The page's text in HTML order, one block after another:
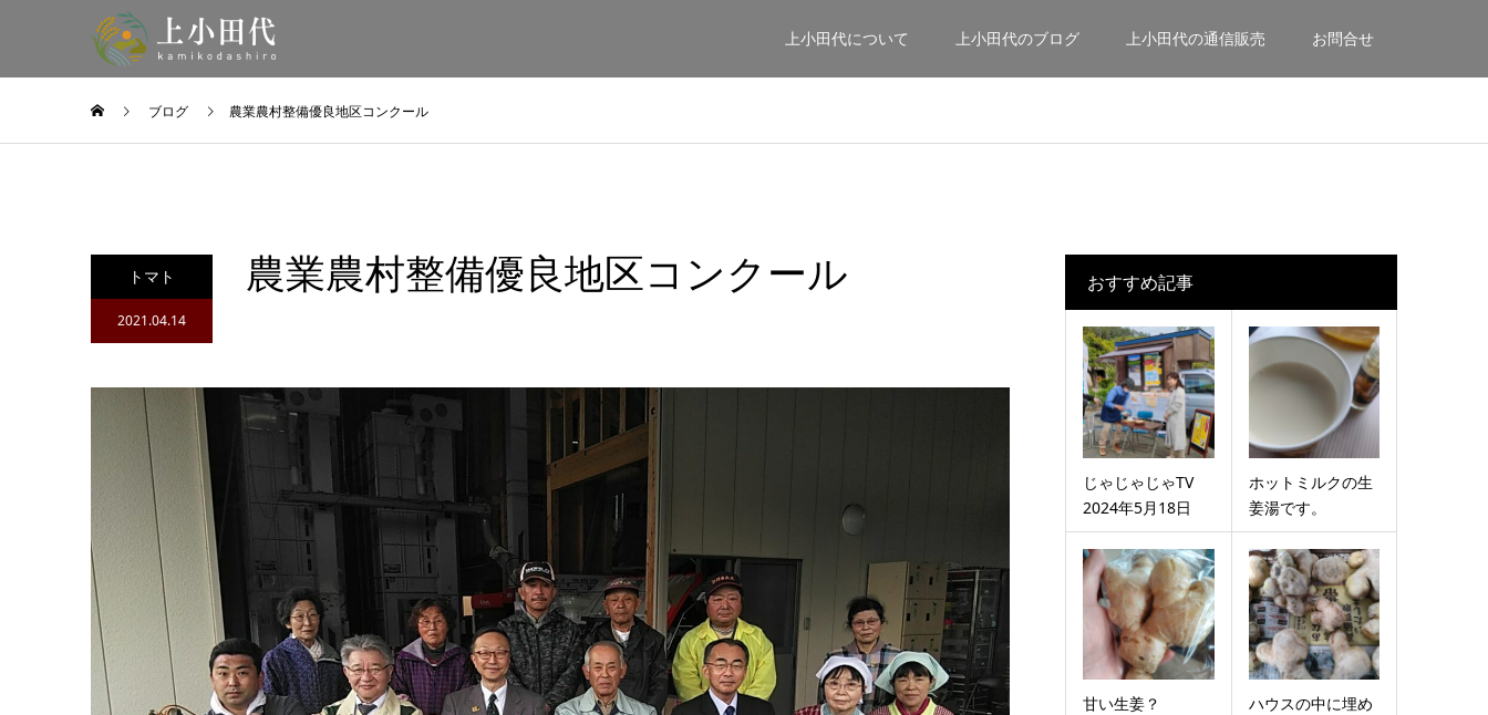
上小田代について 上小田代のブログ 上小田代の通信販売 お問合せ
ブログ 農業農村整備優良地区コンクール
トマト
2021.04.14
農業農村整備優良地区コンクール おすすめ記事
じゃじゃじゃTV
2024年5月18日
ホットミルクの生
姜湯です。
甘い生姜？
ハウスの中に埋め